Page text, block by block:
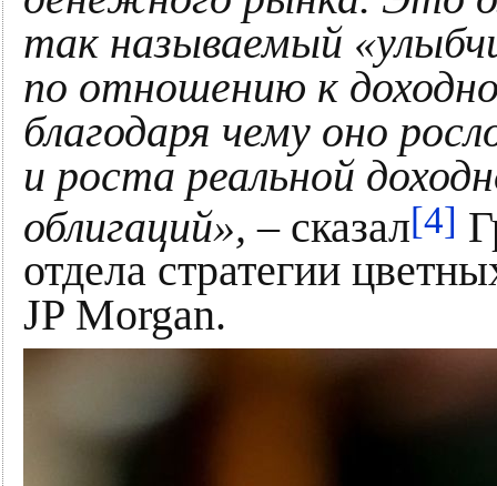
так называемый
по отношению к
благодаря чему оно
и роста реальной
облигаций»,– сказал[4]
отдела стратегии
JP Morgan.